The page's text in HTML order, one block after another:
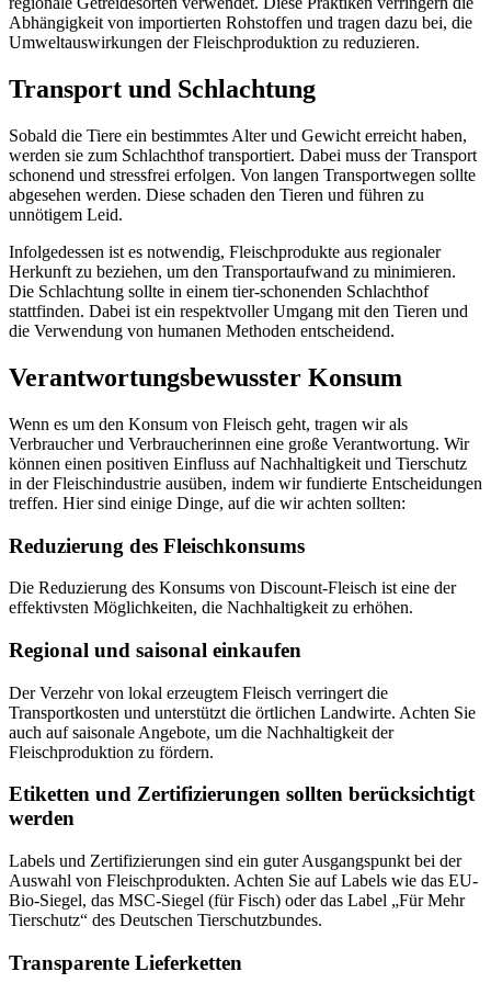
Abhängigkeit von importierten Rohstoffen und tragen dazu bei, die
Umweltauswirkungen der Fleischproduktion zu reduzieren.
Transport und Schlachtung
Sobald die Tiere ein bestimmtes Alter und Gewicht erreicht haben,
werden sie zum Schlachthof transportiert. Dabei muss der Transport
schonend und stressfrei erfolgen. Von langen Transportwegen sollte
abgesehen werden. Diese schaden den Tieren und führen zu
unnötigem Leid.
Infolgedessen ist es notwendig, Fleischprodukte aus regionaler
Herkunft zu beziehen, um den Transportaufwand zu minimieren.
Die Schlachtung sollte in einem tier-schonenden Schlachthof
stattfinden. Dabei ist ein respektvoller Umgang mit den Tieren und
die Verwendung von humanen Methoden entscheidend.
Verantwortungsbewusster Konsum
Wenn es um den Konsum von Fleisch geht, tragen wir als
Verbraucher und Verbraucherinnen eine große Verantwortung. Wir
können einen positiven Einfluss auf Nachhaltigkeit und Tierschutz
in der Fleischindustrie ausüben, indem wir fundierte Entscheidungen
treffen. Hier sind einige Dinge, auf die wir achten sollten:
Reduzierung des Fleischkonsums
Die Reduzierung des Konsums von Discount-Fleisch ist eine der
effektivsten Möglichkeiten, die Nachhaltigkeit zu erhöhen.
Regional und saisonal einkaufen
Der Verzehr von lokal erzeugtem Fleisch verringert die
Transportkosten und unterstützt die örtlichen Landwirte. Achten Sie
auch auf saisonale Angebote, um die Nachhaltigkeit der
Fleischproduktion zu fördern.
Etiketten und Zertifizierungen sollten berücksichtigt
werden
Labels und Zertifizierungen sind ein guter Ausgangspunkt bei der
Auswahl von Fleischprodukten. Achten Sie auf Labels wie das EU-
Bio-Siegel, das MSC-Siegel (für Fisch) oder das Label „Für Mehr
Tierschutz“ des Deutschen Tierschutzbundes.
Transparente Lieferketten